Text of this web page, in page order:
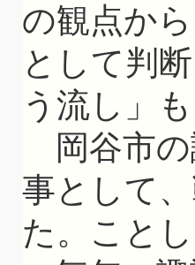
の観点か
として判
う流し」
岡谷市の
事として
た。こと